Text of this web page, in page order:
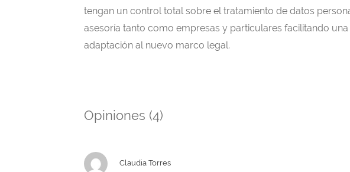
tengan un control total sobre el tratamiento de datos
asesoría tanto como empresas y particulares facilitando
adaptación al nuevo marco legal.
Opiniones (4)
Claudia Torres